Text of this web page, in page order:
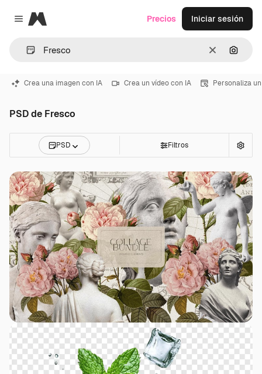
Close menu
Magnific
Borrar
Precios Iniciar sesión
Crea una imagen con IA Crea un vídeo con IA Personaliza
PSD de Fresco
PSD Filtros